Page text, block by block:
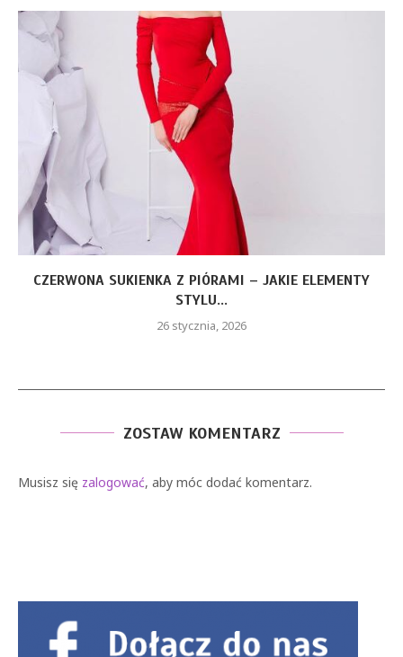
CZERWONA SUKIENKA Z PIÓRAMI – JAKIE ELEMENTY
STYLU...
26 stycznia, 2026
ZOSTAW KOMENTARZ
Musisz się zalogować, aby móc dodać komentarz.